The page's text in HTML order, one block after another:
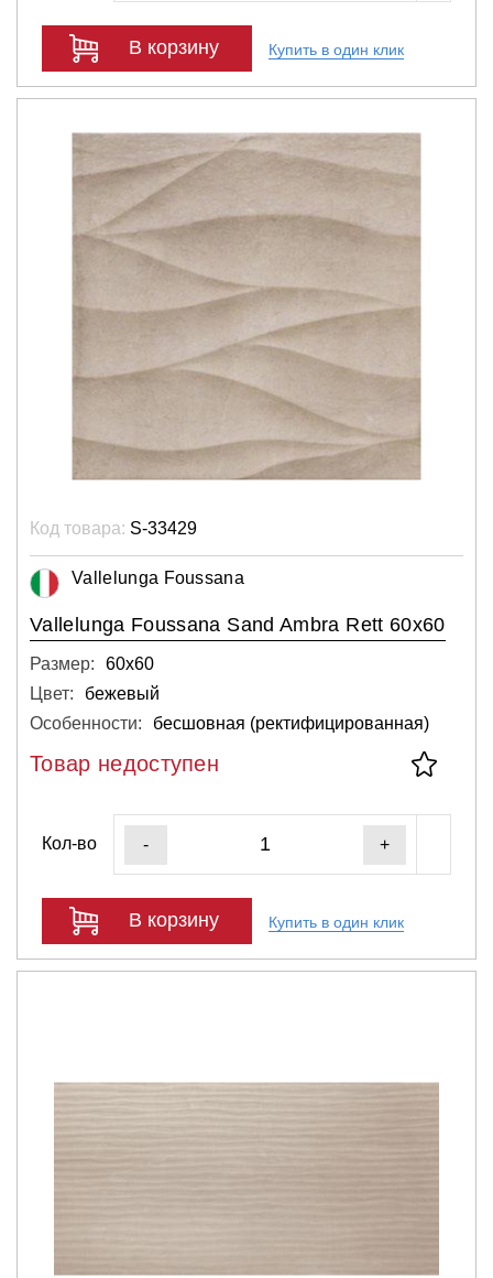
В корзину Купить в один клик
Код товара: S-33429
Vallelunga Foussana
Vallelunga Foussana Sand Ambra Rett 60x60
Размер:
60х60
Цвет:
бежевый
Особенности:
бесшовная (ректифицированная)
Товар недоступен
Кол-во - +
В корзину Купить в один клик